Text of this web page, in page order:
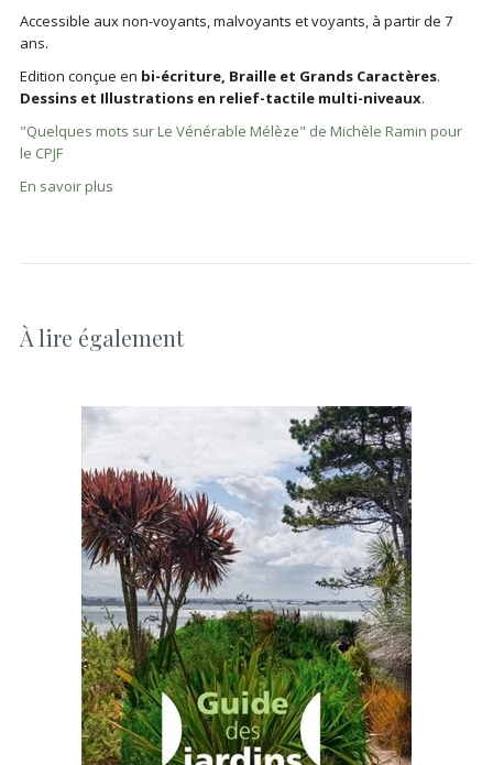
Accessible aux non-voyants, malvoyants et voyants, à partir de 7
ans.
Edition conçue en bi-écriture, Braille et Grands Caractères.
Dessins et Illustrations en relief-tactile multi-niveaux.
"Quelques mots sur Le Vénérable Mélèze" de Michèle Ramin pour
le CPJF
En savoir plus
À lire également